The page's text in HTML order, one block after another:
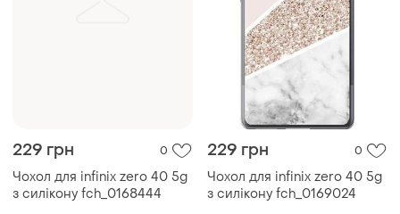
229 грн 0
Чохол для infinix zero 40 5g
з силікону fch_0168444
229 грн 0
Чохол для infinix zero 40 5g
з силікону fch_0169024